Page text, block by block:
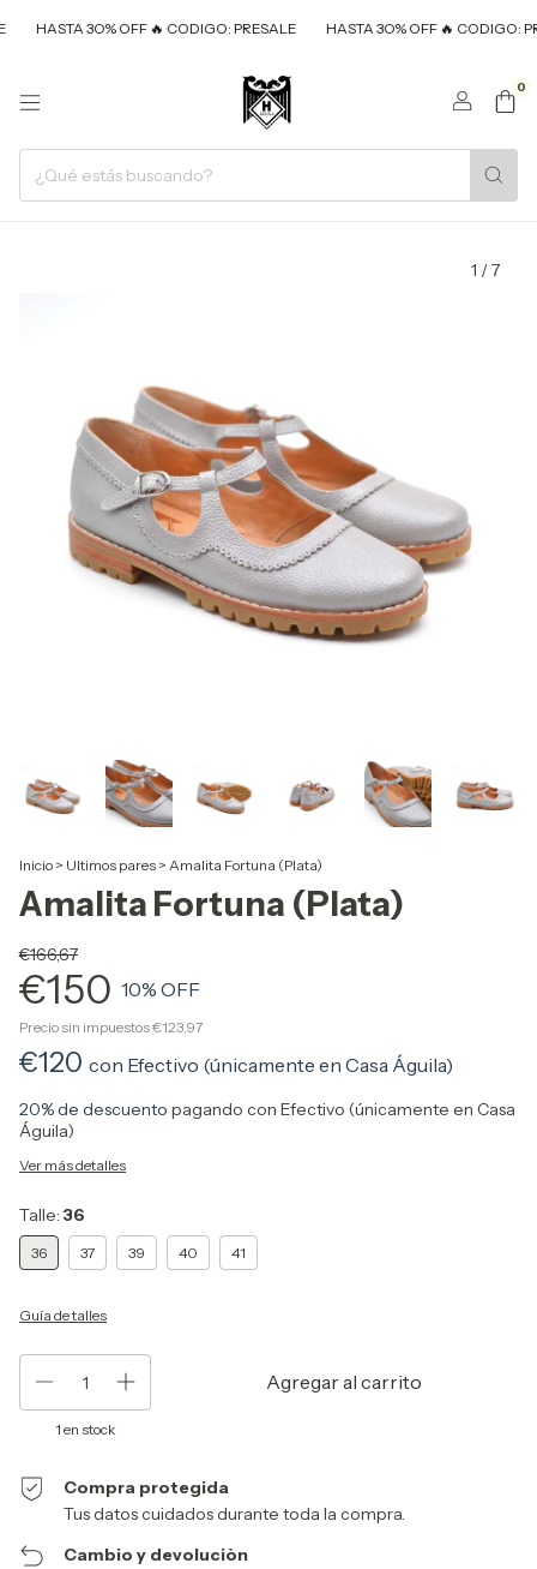
3O% OFF 🔥 CODIGO: PRESALE HASTA 3O% OFF 🔥 CODIGO: PRESALE
0
1 /7
Inicio > Ultimos pares > Amalita Fortuna (Plata)
Amalita Fortuna (Plata)
€166,67
€150 10% OFF
Precio sin impuestos€123,97
€120 con Efectivo (únicamente en Casa Águila)
20% de descuento pagando con Efectivo (únicamente en Casa
Águila)
Ver más detalles
Talle: 36
36 37 39 40 41
Guía de talles
1 en stock
Compra protegida
Tus datos cuidados durante toda la compra.
Cambio y devoluciòn